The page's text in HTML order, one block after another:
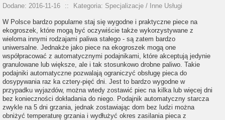
Dodane: 2016-11-16 :: Kategoria: Specjalizacje / Inne Usługi
W Polsce bardzo popularne staj się wygodne i praktyczne piece na
ekogroszek, które mogą być oczywiście także wykorzystywane z
wieloma innymi rodzajami paliwa stałego - są zatem bardzo
uniwersalne. Jednakże jako piece na ekogroszek mogą one
współpracować z automatycznymi podajnikami, które akceptują jedynie
granulowane lub większe, ale i tak stosunkowo drobne paliwo. Takie
podajniki automatyczne pozwalają ograniczyć obsługę pieca do
dosypywania raz ka cztery-pięć dni. Jest to bardzo wygodne w
przypadku wyjazdów, można wtedy zostawić piec na kilka lub więcej dni
bez konieczności dokładania do niego. Podajnik automatyczny starcza
zwykle na 5 dni grzania, jednak zostawiając dom bez ludzi można
obniżyć temperaturę grzania i wydłużyć okres zasilania pieca z